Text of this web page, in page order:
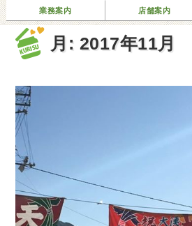
業務案内 店舗案内
月: 2017年11月